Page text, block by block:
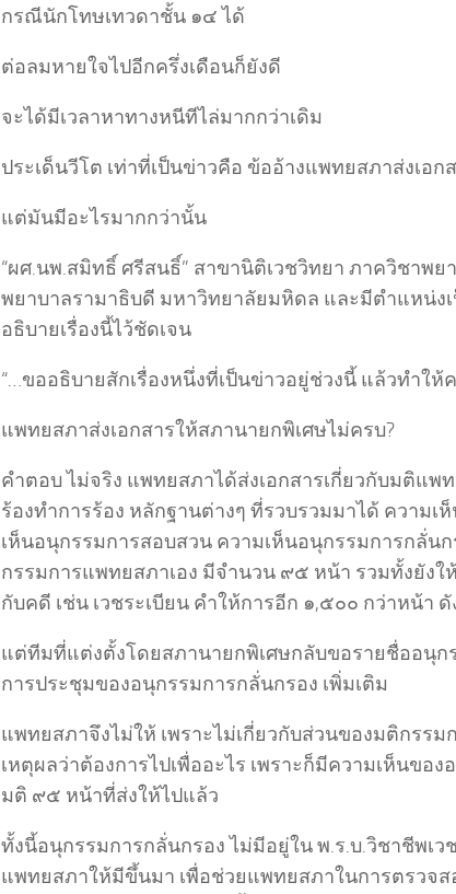
กรณีนักโทษเทวดาชั้น ๑๔ ได้
ต่อลมหายใจไปอีกครึ่งเดือนก็ยังดี
จะได้มีเวลาหาทางหนีทีไล่มากกว่าเดิม
ประเด็นวีโต เท่าที่เป็นข่าวคือ ข้ออ้างแพทยสภาส่งเอก
แต่มันมีอะไรมากกว่านั้น
“ผศ.นพ.สมิทธิ์ ศรีสนธิ์” สาขานิติเวชวิทยา ภาควิชาพ
พยาบาลรามาธิบดี มหาวิทยาลัยมหิดล และมีตำแหน่ง
อธิบายเรื่องนี้ไว้ชัดเจน
“…ขออธิบายสักเรื่องหนึ่งที่เป็นข่าวอยู่ช่วงนี้ แล้วทำใ
แพทยสภาส่งเอกสารให้สภานายกพิเศษไม่ครบ?
คำตอบ ไม่จริง แพทยสภาได้ส่งเอกสารเกี่ยวกับมติแ
ร้องทำการร้อง หลักฐานต่างๆ ที่รวบรวมมาได้ ความเ
เห็นอนุกรรมการสอบสวน ความเห็นอนุกรรมการกลั่น
กรรมการแพทยสภาเอง มีจำนวน ๙๕ หน้า รวมทั้งยังใ
กับคดี เช่น เวชระเบียน คำให้การอีก ๑,๕๐๐ กว่าหน้า
แต่ทีมที่แต่งตั้งโดยสภานายกพิเศษกลับขอรายชื่ออนุก
การประชุมของอนุกรรมการกลั่นกรอง เพิ่มเติม
แพทยสภาจึงไม่ให้ เพราะไม่เกี่ยวกับส่วนของมติกรรม
เหตุผลว่าต้องการไปเพื่ออะไร เพราะก็มีความเห็นขอ
มติ ๙๕ หน้าที่ส่งให้ไปแล้ว
ทั้งนี้อนุกรรมการกลั่นกรอง ไม่มีอยู่ใน พ.ร.บ.วิชาชีพเ
แพทยสภาให้มีขึ้นมา เพื่อช่วยแพทยสภาในการตรวจ